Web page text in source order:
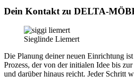
Dein Kontakt zu DELTA-
Sieglinde Liemert
Die Planung deiner neuen Einrichtung
Prozess, der von der initialen Idee bis
und darüber hinaus reicht. Jeder Schritt